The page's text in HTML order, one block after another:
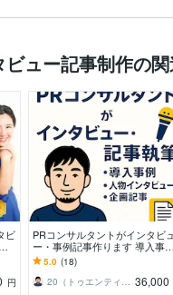
ュー記事制作の
ビ
円
PRコンサルタントがインタビュ
ー・事例記事作ります 導入事
例・人物紹介など、読みやすい
章を作成します◎
5.0 (18)
20（トゥエンティ）｜PRコンサルタント 36,000